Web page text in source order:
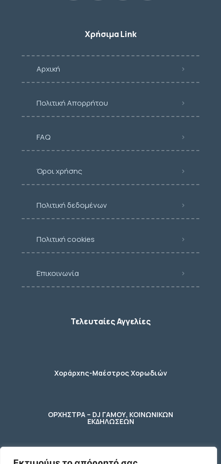
Χρήσιμα Link
Αρχική
Πολιτική Απορρήτου
FAQ
Όροι χρήσης
Πολιτική δεδομένων
Πολιτική cookies
Επικοινωνία
Τελευταίες Αγγελίες
Χοράρχης-Μαέστρος Χορωδιών
ΟΡΧΗΣΤΡΑ – DJ ΓΑΜΟΥ, ΚΟΙΝΩΝΙΚΩΝ
ΕΚΔΗΛΩΣΕΩΝ